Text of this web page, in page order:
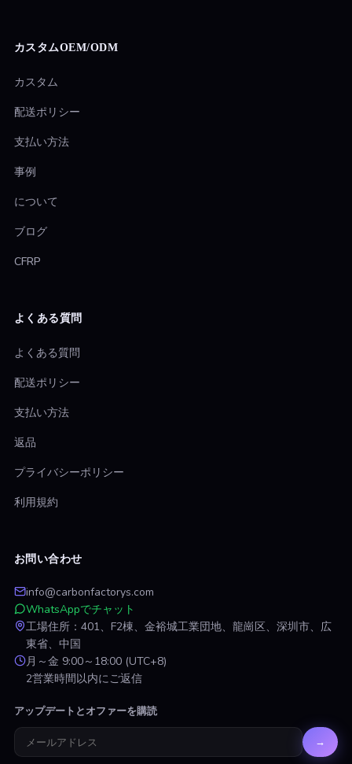
カスタムOEM/ODM
カスタム
配送ポリシー
支払い方法
事例
について
ブログ
CFRP
よくある質問
よくある質問
配送ポリシー
支払い方法
返品
プライバシーポリシー
利用規約
お問い合わせ
info@carbonfactorys.com
WhatsAppでチャット
工場住所：401、F2棟、金裕城工業団地、龍崗区、深圳市、広
東省、中国
月～金 9:00～18:00 (UTC+8)
2営業時間以内にご返信
アップデートとオファーを購読
→